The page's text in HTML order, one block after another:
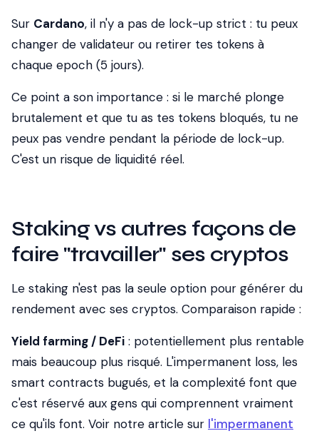
Sur Cardano, il n'y a pas de lock-up strict : tu peux
changer de validateur ou retirer tes tokens à
chaque epoch (5 jours).
Ce point a son importance : si le marché plonge
brutalement et que tu as tes tokens bloqués, tu ne
peux pas vendre pendant la période de lock-up.
C'est un risque de liquidité réel.
Staking vs autres façons de
faire "travailler" ses cryptos
Le staking n'est pas la seule option pour générer du
rendement avec ses cryptos. Comparaison rapide :
Yield farming / DeFi : potentiellement plus rentable
mais beaucoup plus risqué. L'impermanent loss, les
smart contracts bugués, et la complexité font que
c'est réservé aux gens qui comprennent vraiment
ce qu'ils font. Voir notre article sur l'impermanent